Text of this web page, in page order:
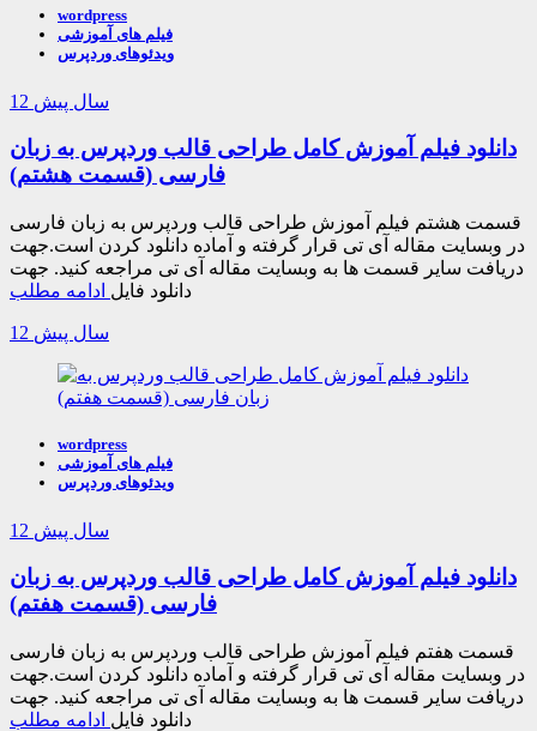
wordpress
فیلم های آموزشی
ویدئوهای وردپرس
12 سال پیش
دانلود فیلم آموزش کامل طراحی قالب وردپرس به زبان
فارسی (قسمت هشتم)
قسمت هشتم فیلم آموزش طراحی قالب وردپرس به زبان فارسی
در وبسایت مقاله آی تی قرار گرفته و آماده دانلود کردن است.جهت
دریافت سایر قسمت ها به وبسایت مقاله آی تی مراجعه کنید. جهت
دانلود فایل ادامه مطلب
12 سال پیش
wordpress
فیلم های آموزشی
ویدئوهای وردپرس
12 سال پیش
دانلود فیلم آموزش کامل طراحی قالب وردپرس به زبان
فارسی (قسمت هفتم)
قسمت هفتم فیلم آموزش طراحی قالب وردپرس به زبان فارسی
در وبسایت مقاله آی تی قرار گرفته و آماده دانلود کردن است.جهت
دریافت سایر قسمت ها به وبسایت مقاله آی تی مراجعه کنید. جهت
دانلود فایل ادامه مطلب